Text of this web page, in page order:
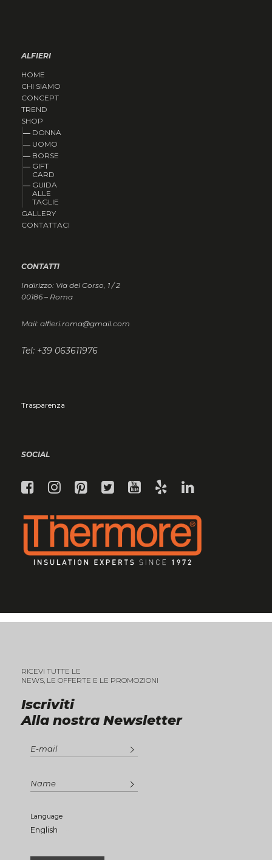
ALFIERI
HOME
CHI SIAMO
CONCEPT
TREND
SHOP
DONNA
UOMO
BORSE
GIFT
CARD
GUIDA
ALLE
TAGLIE
GALLERY
CONTATTACI
CONTATTI
Indirizzo: Via del Corso, 1 / 2
00186 – Roma
Mail: alfieri.roma@gmail.com
Tel: +39 063611976
Trasparenza
SOCIAL
Iscriviti
Alla nostra Newsletter
RICEVI TUTTE LE
NEWS, LE OFFERTE E LE PROMOZIONI
Language